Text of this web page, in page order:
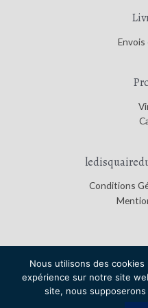
Conditions
Copyright © 2026Le Disquaire
Nous utilisons des
expérience sur notre site
site, nous